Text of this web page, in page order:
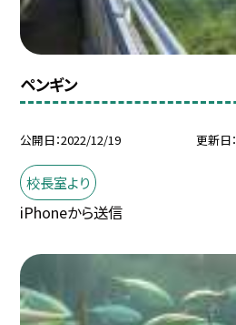
ペンギン
公開日 2022/12/19 更新日
校長室より
iPhoneから送信